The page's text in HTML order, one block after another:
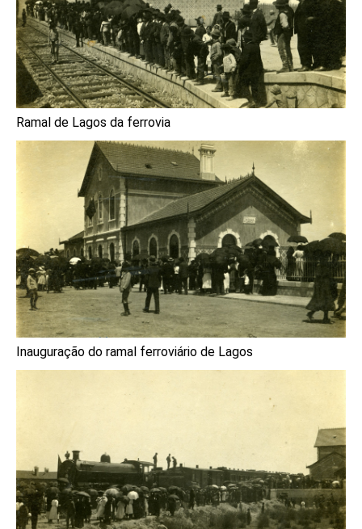
Ramal de Lagos da ferrovia
Inauguração do ramal ferroviário de Lagos